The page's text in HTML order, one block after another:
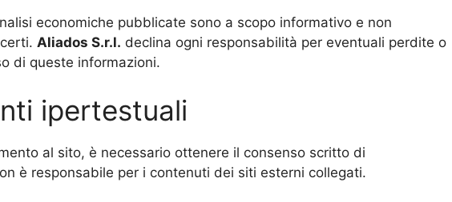
economiche pubblicate sono a scopo informativo e non
Aliados S.r.l. declina ogni responsabilità per eventuali perdite o
di queste informazioni.
ipertestuali
al sito, è necessario ottenere il consenso scritto di
è responsabile per i contenuti dei siti esterni collegati.